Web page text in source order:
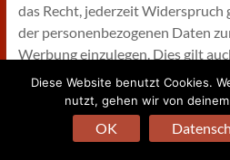
das Recht, jederzeit Widerspruch
der personenbezogenen Daten
Werbung einzulegen. Dies gilt
es mit solcher Direktwerbung in
Widerspricht die betroffene
Dachverband Hase – Vertr.
Verarbeitung für Zwecke der
Diese Website benutzt Cookies.
nutzt, gehen wir von
OK